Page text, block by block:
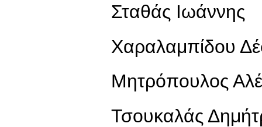
Σταθάς Ιωάννης
Χαραλαμπίδου
Mητρόπουλος
Τσουκαλάς